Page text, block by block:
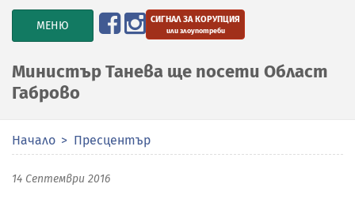
TOGGLE
NAVIGATION
МЕНЮ СИГНАЛ ЗА КОРУПЦИЯ
или злоупотреби
Министър Танева ще посети Област
Габрово
Начало Пресцентър
14 Септември 2016